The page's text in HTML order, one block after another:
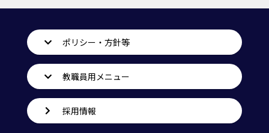
ポリシー・方針等
教職員用メニュー
採用情報